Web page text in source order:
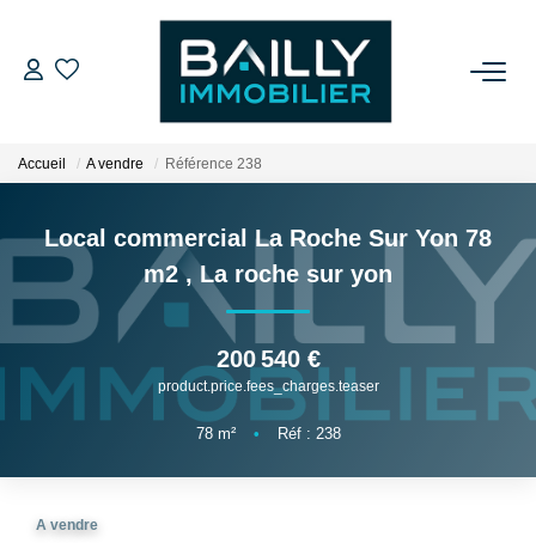
ACHETER
VENDRE
NOS AGENCES
Qui Sommes Nous
Notre Équipe
Accueil A vendre Référence 238
Local commercial La Roche Sur Yon 78
m2 , La roche sur yon
200 540 €
product.price.fees_charges.teaser
78m² • Réf : 238
A vendre